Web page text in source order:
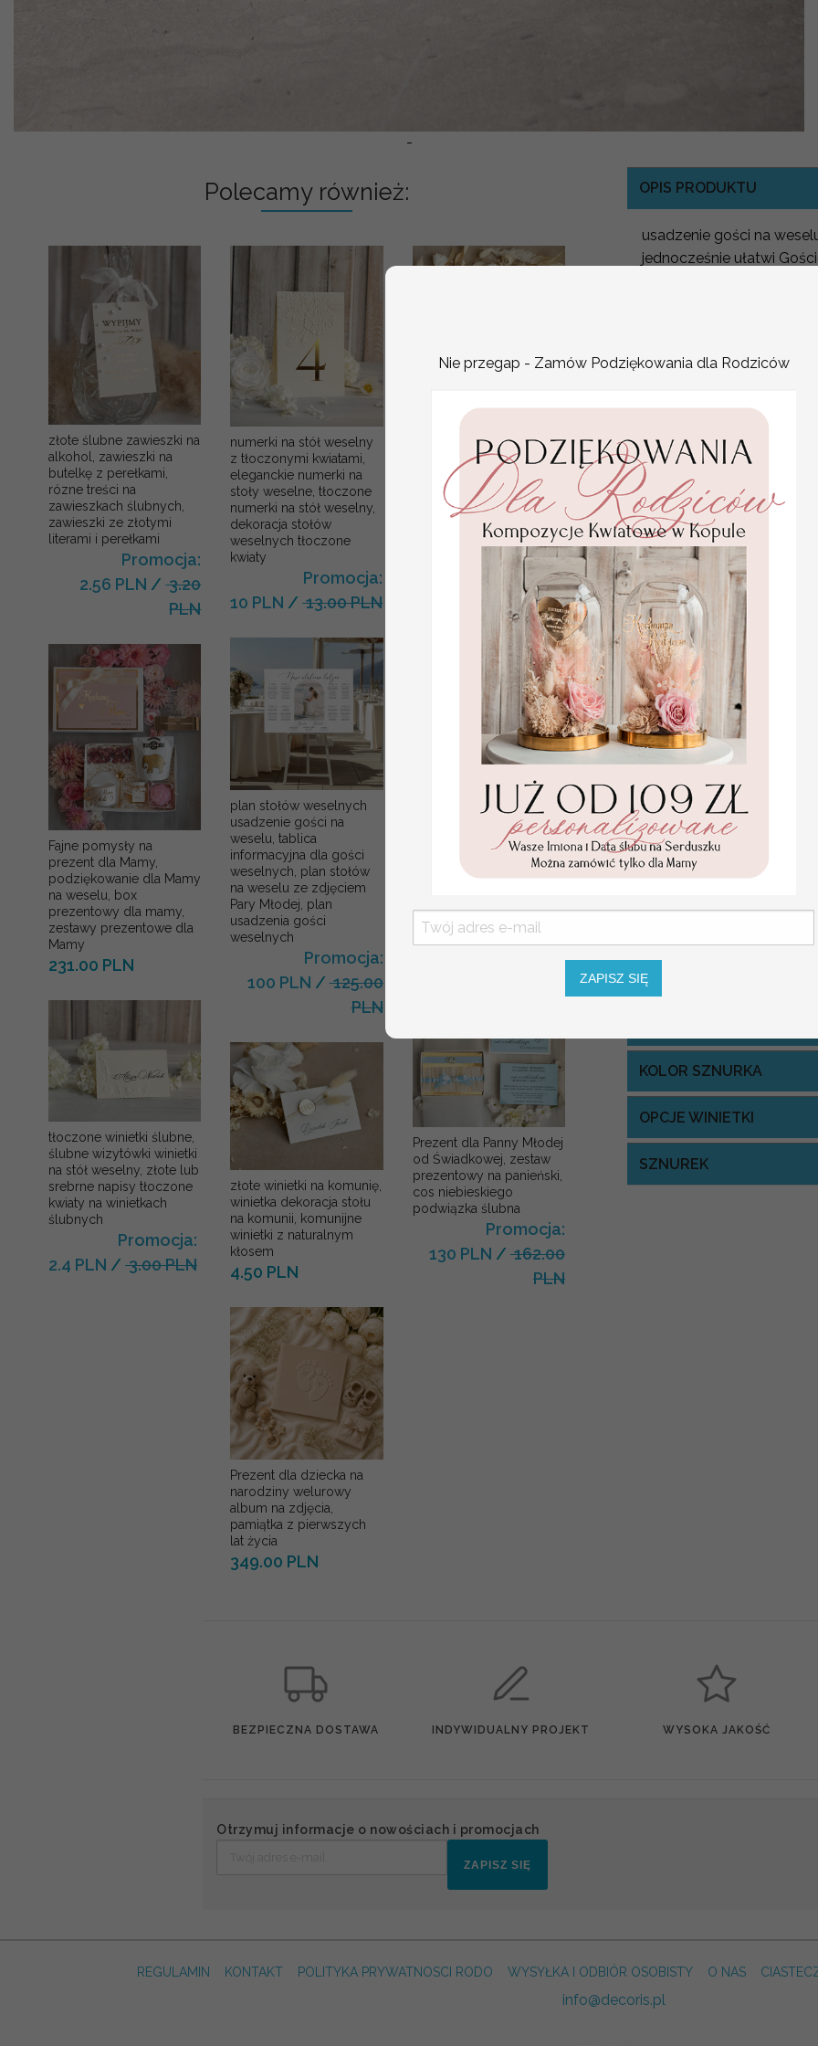
-
Polecamy również:
złote ślubne zawieszki na
alkohol, zawieszki na
butelkę z perełkami,
rózne treści na
zawieszkach ślubnych,
zawieszki ze złotymi
literami i perełkami
Promocja:
2.56 PLN /3.20
PLN
Fajne pomysły na
prezent dla Mamy,
podziękowanie dla Mamy
na weselu, box
prezentowy dla mamy,
zestawy prezentowe dla
Mamy
231.00 PLN
tłoczone winietki ślubne,
ślubne wizytówki winietki
na stół weselny, złote lub
srebrne napisy tłoczone
kwiaty na winietkach
ślubnych
Promocja:
2.4 PLN / 3.00 PLN
numerki na stół weselny
z tłoczonymi kwiatami,
eleganckie numerki na
stoły weselne, tłoczone
numerki na stół weselny,
dekoracja stołów
weselnych tłoczone
kwiaty
Promocja:
10 PLN /13.00 PLN
plan stołów weselnych
usadzenie gości na
weselu, tablica
informacyjna dla gości
weselnych, plan stołów
na weselu ze zdjęciem
Pary Młodej, plan
usadzenia gości
weselnych
Promocja:
100 PLN /125.00
PLN
złote winietki na komunię,
winietka dekoracja stołu
na komunii, komunijne
winietki z naturalnym
kłosem
4.50 PLN
Prezent dla dziecka na
narodziny welurowy
album na zdjęcia,
pamiątka z pierwszych
lat życia
349.00 PLN
Statuetka pamiątka
Pierwszej Komunii w
pudełku,
personalizowana
Pamiątka Komunijna
opakowanie na pieniądze
Promocja:
105.00
PLN
podziękowanie dla Matki i
Ojca Chrzestnego Rama i
kwiaty , Flowerbox Serce
podziękowania dla
Promocja:
139.00 PLN
Prezent dla Panny Młodej
od Świadkowej, zestaw
prezentowy na panieński,
cos niebieskiego
podwiązka ślubna
Promocja:
130 PLN / 162.00
PLN
OPIS PRODUKTU
usadzenie gości na
jednocześnie ułatwi
winietki ślubne
Naszej oferty stworzą
Posiadamy winietki
kolorach idealnie
Zapewne wiele z Was
weselny. Zastanawiacie
stole oraz czy dacie radę
Winietka jest karteczką,
zaproszonej. winietka na
stole, tym samym
takich praktycznych
dla gościa weselnego i
Winietki na ślub często
elementów dekoracyjnych.
Wizytówka na stół
walory dekoracyjne.
ślubne do stylu i
dekoracjami.
Winietki
Wymiar:zależny od wybranej
Lista gości:należy dołączyć ją w
i realizacja w 7 dni roboczych +
KOLOR SZNURKA
OPCJE WINIETKI
SZNUREK
BEZPIECZNA DOSTAWA INDYWIDUALNY PROJEKT WYSOKA JAKOŚĆ
Otrzymuj informacje o nowościach i promocjach
ZAPISZ SIĘ
REGULAMIN KONTAKT POLITYKA PRYWATNOSCI RODO WYSYŁKA I ODBIÓR OSOBISTY O NAS
info@decoris.pl
Nie przegap - Zamów Podziękowania dla Rodziców
ZAPISZ SIĘ